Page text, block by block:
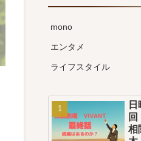
mono
エンタメ
ライフスタイル
相